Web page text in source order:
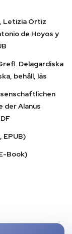
Letizia Ortiz
de Hoyos y
Delagardiska
behåll, läs
der Alanus
EPUB)
Book)